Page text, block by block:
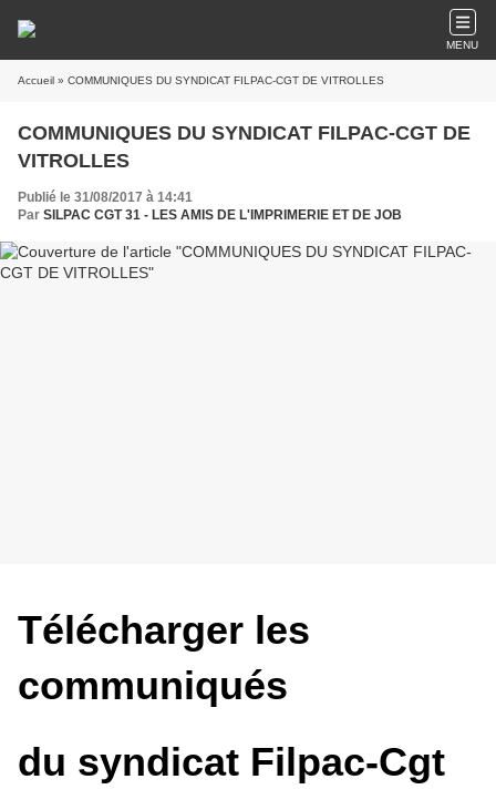
MENU
Accueil » COMMUNIQUES DU SYNDICAT FILPAC-CGT DE VITROLLES
COMMUNIQUES DU SYNDICAT FILPAC-CGT DE
VITROLLES
Publié le 31/08/2017 à 14:41
Par SILPAC CGT 31 - LES AMIS DE L'IMPRIMERIE ET DE JOB
Télécharger les
communiqués
du syndicat Filpac-Cgt